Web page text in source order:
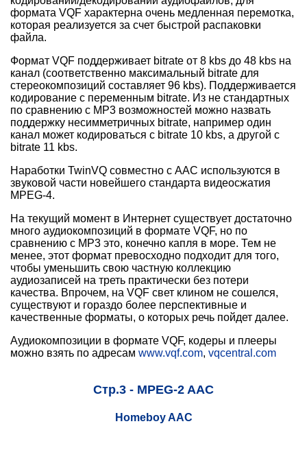
формата VQF характерна очень медленная перемотка,
которая реализуется за счет быстрой распаковки
файла.
Формат VQF поддерживает bitrate от 8 kbs до 48 kbs на
канал (соответственно максимальный bitrate для
стереокомпозиций составляет 96 kbs). Поддерживается
кодирование с переменным bitrate. Из не стандартных
по сравнению с МР3 возможностей можно назвать
поддержку несимметричных bitrate, например один
канал может кодироваться с bitrate 10 kbs, а другой с
bitrate 11 kbs.
Наработки TwinVQ совместно с AAC используются в
звуковой части новейшего стандарта видеосжатия
MPEG-4.
На текущий момент в Интернет существует достаточно
много аудиокомпозиций в формате VQF, но по
сравнению с MP3 это, конечно капля в море. Тем не
менее, этот формат превосходно подходит для того,
чтобы уменьшить свою частную коллекцию
аудиозаписей на треть практически без потери
качества. Впрочем, на VQF свет клином не сошелся,
существуют и гораздо более перспективные и
качественные форматы, о которых речь пойдет далее.
Аудиокомпозиции в формате VQF, кодеры и плееры
можно взять по адресам www.vqf.com, vqcentral.com
Стр.3 - MPEG-2 AAC
Homeboy AAC